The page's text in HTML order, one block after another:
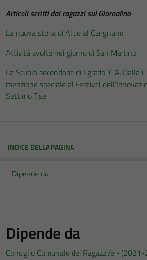
Articoli scritti dai ragazzi sul Giornalino
La nuova storia di Alice al Carignano
Attività svolte nel giorno di San Martino
La Scuola secondaria di I grado ‘C.A. Dalla
menzione speciale al Festival
Settimo T.se
INDICE DELLA PAGINA
Dipende da
Dipende da
Consiglio Comunale dei Ragazzi/e -